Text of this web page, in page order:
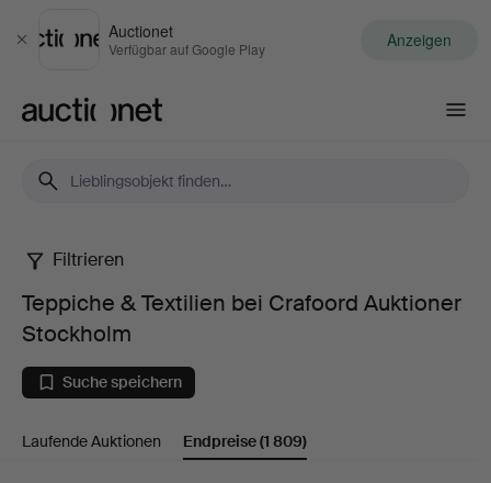
Schließen
Auctionet
Verfügbar auf Google Play Anzeigen
Teppiche
Textilien
bei
Filtrieren
Teppiche & Textilien bei Crafoord Auktioner
Stockholm
Suche speichern
Laufende Auktionen Endpreise(1 809)